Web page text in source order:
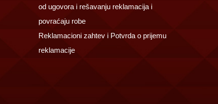
od ugovora i rešavanju reklamacija i
povraćaju robe
Reklamacioni zahtev i Potvrda o prijemu
reklamacije